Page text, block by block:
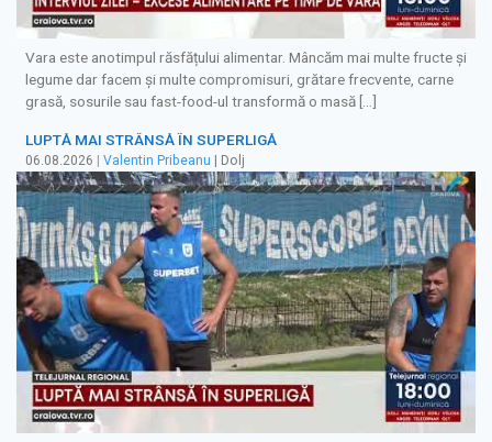
Vara este anotimpul răsfățului alimentar. Mâncăm mai multe fructe și
legume dar facem și multe compromisuri, grătare frecvente, carne
grasă, sosurile sau fast-food-ul transformă o masă […]
LUPTĂ MAI STRÂNSĂ ÎN SUPERLIGĂ
06.08.2026 | Valentin Pribeanu | Dolj